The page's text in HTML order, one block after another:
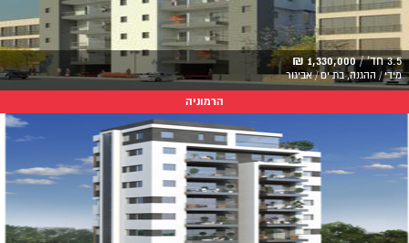
3.5 חד' / 1,330,000 ₪
מידי / ההגנה, בת ים / אביגור
הרמוניה